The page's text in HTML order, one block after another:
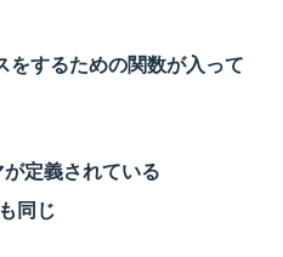
をするための関数が入って
定義されている
同じ